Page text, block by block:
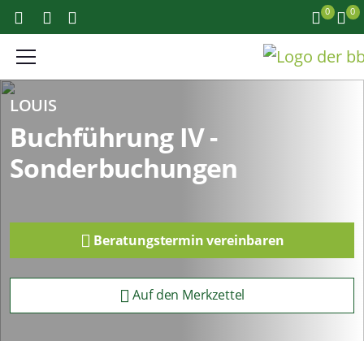
0 0
LOUIS
Buchführung IV -
Sonderbuchungen
Beratungstermin vereinbaren
Auf den Merkzettel